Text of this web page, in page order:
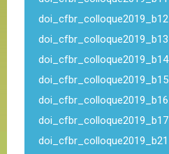
doi_cfbr_colloque2019_b12
doi_cfbr_colloque2019_b13
doi_cfbr_colloque2019_b14
doi_cfbr_colloque2019_b15
doi_cfbr_colloque2019_b16
doi_cfbr_colloque2019_b17
doi_cfbr_colloque2019_b21